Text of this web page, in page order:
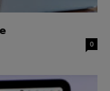
0